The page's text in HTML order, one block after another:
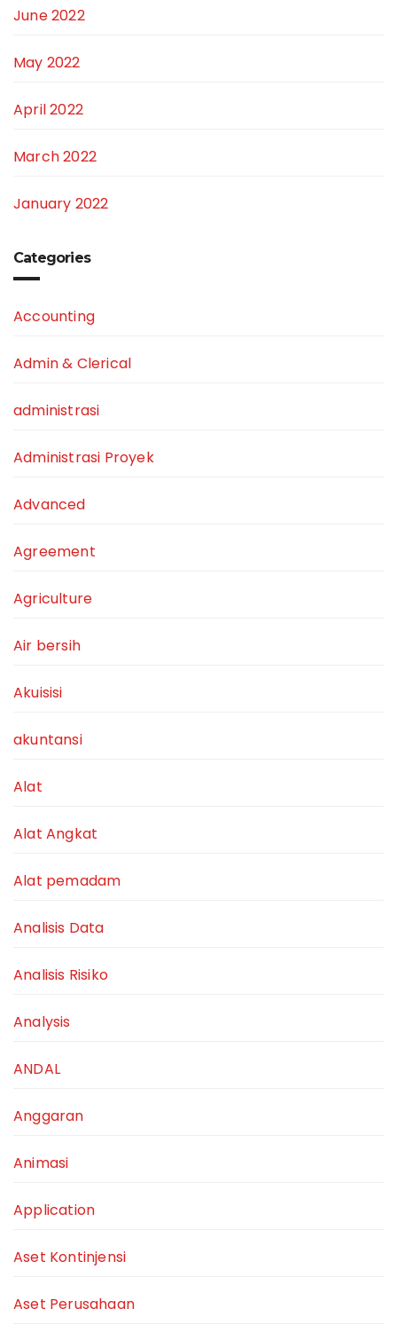
June 2022
May 2022
April 2022
March 2022
January 2022
Categories
Accounting
Admin & Clerical
administrasi
Administrasi Proyek
Advanced
Agreement
Agriculture
Air bersih
Akuisisi
akuntansi
Alat
Alat Angkat
Alat pemadam
Analisis Data
Analisis Risiko
Analysis
ANDAL
Anggaran
Animasi
Application
Aset Kontinjensi
Aset Perusahaan